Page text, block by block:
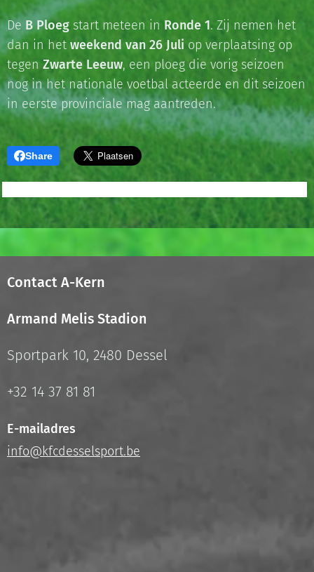
De B Ploeg start meteen in Ronde 1. Zij nemen het
dan in het weekend van 26 Juli op verplaatsing op
tegen Zwarte Leeuw, een ploeg die vorig seizoen
nog in het nationale voetbal acteerde en dit seizoen
in eerste provinciale mag aantreden.
Share
Contact A-Kern
Armand Melis Stadion
Sportpark 10, 2480 Dessel
+32 14 37 81 81
E-mailadres
info@kfcdesselsport.be